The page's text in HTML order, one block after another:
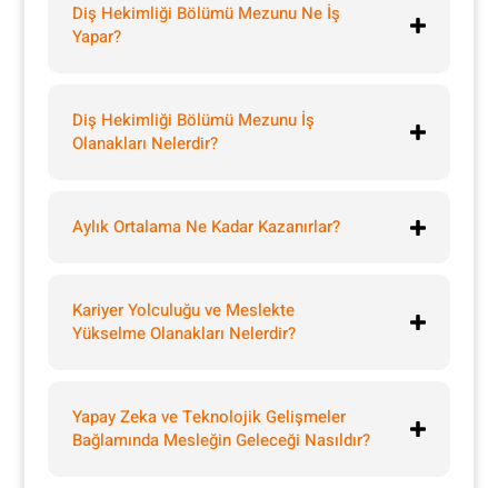
Diş Hekimliği Bölümü Mezunu Ne İş
Yapar?
Diş Hekimliği Bölümü Mezunu İş
Olanakları Nelerdir?
Aylık Ortalama Ne Kadar Kazanırlar?
Kariyer Yolculuğu ve Meslekte
Yükselme Olanakları Nelerdir?
Yapay Zeka ve Teknolojik Gelişmeler
Bağlamında Mesleğin Geleceği Nasıldır?